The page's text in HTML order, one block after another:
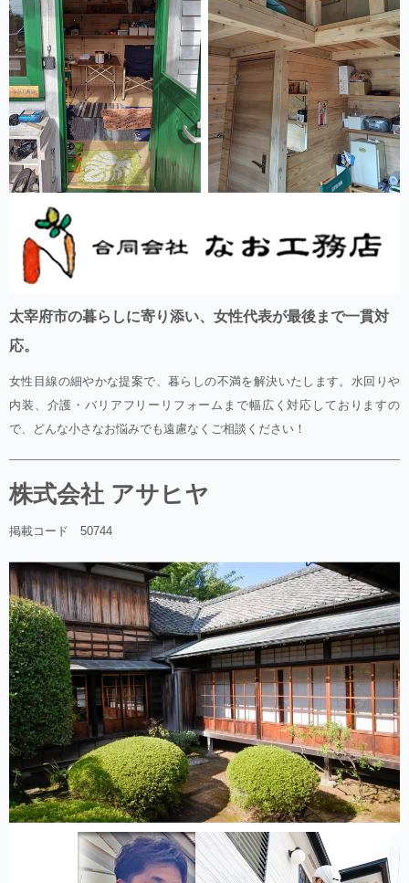
太宰府市の暮らしに寄り添い、女性代表が最後まで一貫対
応。
女性目線の細やかな提案で、暮らしの不満を解決いたします。水回りや
内装、介護・バリアフリーリフォームまで幅広く対応しておりますの
で、どんな小さなお悩みでも遠慮なくご相談ください！
株式会社 アサヒヤ
掲載コード 50744